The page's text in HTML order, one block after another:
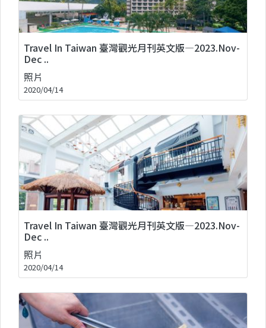
Travel In Taiwan 臺灣觀光月刊英文版—2023.Nov-
Dec ..
照片
2020/04/14
Travel In Taiwan 臺灣觀光月刊英文版—2023.Nov-
Dec ..
照片
2020/04/14